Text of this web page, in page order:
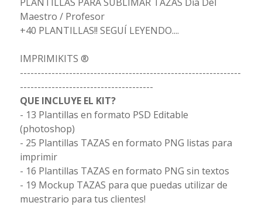
Maestro / Profesor
+40 PLANTILLAS!! SEGUÍ LEYENDO....
IMPRIMIKITS ®
---------------------------------------------------------------
--------------------------------------
QUE INCLUYE EL KIT?
- 13 Plantillas en formato PSD Editable
(photoshop)
- 25 Plantillas TAZAS en formato PNG listas para
imprimir
- 16 Plantillas TAZAS en formato PNG sin textos
- 19 Mockup TAZAS para que puedas utilizar de
muestrario para tus clientes!